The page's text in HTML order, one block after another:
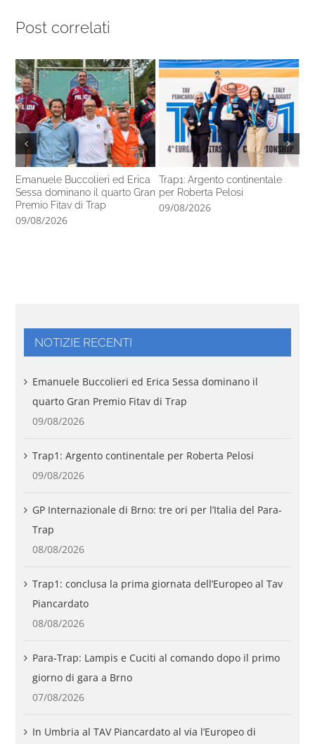
Post correlati
Emanuele Buccolieri ed Erica
Sessa dominano il quarto Gran
Premio Fitav di Trap
09/08/2026
Trap1: Argento continentale
per Roberta Pelosi
09/08/2026
NOTIZIE RECENTI
Emanuele Buccolieri ed Erica Sessa dominano il
quarto Gran Premio Fitav di Trap
09/08/2026
Trap1: Argento continentale per Roberta Pelosi
09/08/2026
GP Internazionale di Brno: tre ori per l’Italia del Para-
Trap
08/08/2026
Trap1: conclusa la prima giornata dell’Europeo al Tav
Piancardato
08/08/2026
Para-Trap: Lampis e Cuciti al comando dopo il primo
giorno di gara a Brno
07/08/2026
In Umbria al TAV Piancardato al via l’Europeo di